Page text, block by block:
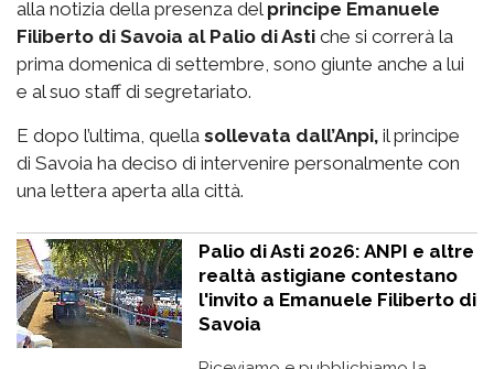
alla notizia della presenza del principe Emanuele
Filiberto di Savoia al Palio di Asti che si correrà la
prima domenica di settembre, sono giunte anche a lui
e al suo staff di segretariato.
E dopo l’ultima, quella sollevata dall’Anpi, il principe
di Savoia ha deciso di intervenire personalmente con
una lettera aperta alla città.
Palio di Asti 2026: ANPI e altre
realtà astigiane contestano
l'invito a Emanuele Filiberto di
Savoia